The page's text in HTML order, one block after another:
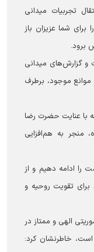
تجربیات میدانی
برای شما عزیزان باز
برود.
و گزارش‌های میدانی
موانع موجود، برطرف
با عنایت حضرت رضا
منجر به هم‌افزایی
را ادامه دهیم و از
تقویت روحیه و
الهی و ممتاز در
خاطرنشان کرد: